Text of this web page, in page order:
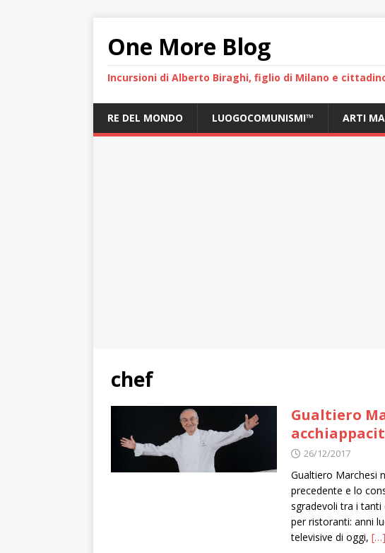
One More Blog
Incursioni di Alberto Biraghi, figlio di Milano e
RE DEL MONDO LUOGOCOMUNISMI™ ARTI
chef
Gualtiero
26/12/2017
Gualtiero Marchesi
precedente e lo
sgradevoli tra i tanti
per ristoranti: anni
televisive di oggi, […]